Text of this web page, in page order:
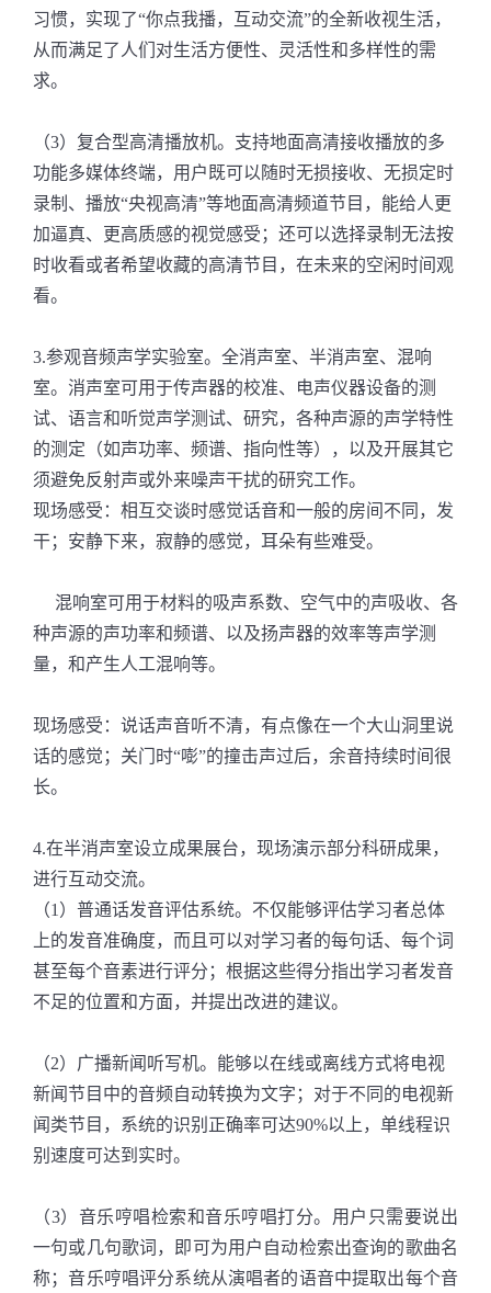
习惯，实现了“你点我播，互动交流”的全新收视生活，
从而满足了人们对生活方便性、灵活性和多样性的需
求。
（3）复合型高清播放机。支持地面高清接收播放的多
功能多媒体终端，用户既可以随时无损接收、无损定时
录制、播放“央视高清”等地面高清频道节目，能给人更
加逼真、更高质感的视觉感受；还可以选择录制无法按
时收看或者希望收藏的高清节目，在未来的空闲时间观
看。
3.参观音频声学实验室。全消声室、半消声室、混响
室。消声室可用于传声器的校准、电声仪器设备的测
试、语言和听觉声学测试、研究，各种声源的声学特性
的测定（如声功率、频谱、指向性等），以及开展其它
须避免反射声或外来噪声干扰的研究工作。
现场感受：相互交谈时感觉话音和一般的房间不同，发
干；安静下来，寂静的感觉，耳朵有些难受。
混响室可用于材料的吸声系数、空气中的声吸收、各
种声源的声功率和频谱、以及扬声器的效率等声学测
量，和产生人工混响等。
现场感受：说话声音听不清，有点像在一个大山洞里说
话的感觉；关门时“嘭”的撞击声过后，余音持续时间很
长。
4.在半消声室设立成果展台，现场演示部分科研成果，
进行互动交流。
（1）普通话发音评估系统。不仅能够评估学习者总体
上的发音准确度，而且可以对学习者的每句话、每个词
甚至每个音素进行评分；根据这些得分指出学习者发音
不足的位置和方面，并提出改进的建议。
（2）广播新闻听写机。能够以在线或离线方式将电视
新闻节目中的音频自动转换为文字；对于不同的电视新
闻类节目，系统的识别正确率可达90%以上，单线程识
别速度可达到实时。
（3）音乐哼唱检索和音乐哼唱打分。用户只需要说出
一句或几句歌词，即可为用户自动检索出查询的歌曲名
称；音乐哼唱评分系统从演唱者的语音中提取出每个音